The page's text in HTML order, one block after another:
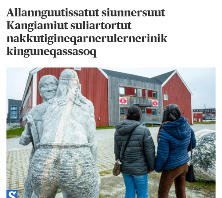
Allannguutissatut siunnersuut
Kangiamiut suliartortut
nakkutigineqarnerulernerinik
kinguneqassasoq